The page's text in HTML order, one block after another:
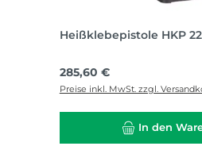
Heißklebepistole HKP
Regulärer Preis:
285,60 €
Preise inkl. MwSt. zzgl.
In den